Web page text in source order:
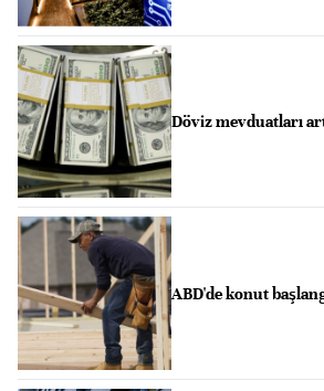
Döviz mevduatları
ABD'de konut